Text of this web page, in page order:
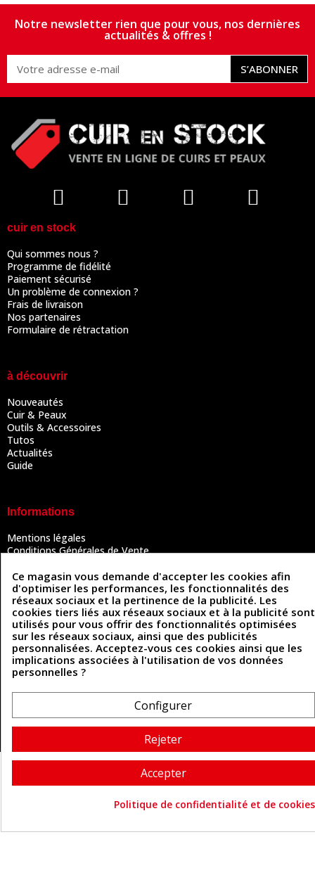
Notre newsletter rien que pour vous, nos dernières
actualités & offres !
S’ABONNER
cuir en stock
Qui sommes nous ?
Programme de fidélité
Paiement sécurisé
Un problème de connexion ?
Frais de livraison
Nos partenaires
Formulaire de rétractation
à découvrir
Nouveautés
Cuir & Peaux
Outils & Accessoires
Tutos
Actualités
Guide
Informations
Mentions légales
Conditions Générales de Vente
Politique des cookies
Contactez-nous
Coordonnées
493 Chemin de Catougnac
81300 Graulhet
05 63 34 51 88
Cuirenstock © 2026 - Une création Quatrys 💙
Ce magasin vous demande d'accepter les cookies afin
d'optimiser les performances, les fonctionnalités des
réseaux sociaux et la pertinence de la publicité. Les
cookies tiers liés aux réseaux sociaux et à la publicité sont
utilisés pour vous offrir des fonctionnalités optimisées
sur les réseaux sociaux, ainsi que des publicités
personnalisées. Acceptez-vous ces cookies ainsi que les
implications associées à l'utilisation de vos données
personnelles ?
Configurer
Rejeter
Accepter
Politique de confidentialité et de cookies